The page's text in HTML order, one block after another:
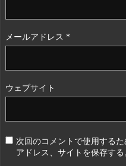
メールアドレス *
ウェブサイト
次回のコメントで使用する
アドレス、サイトを保存する